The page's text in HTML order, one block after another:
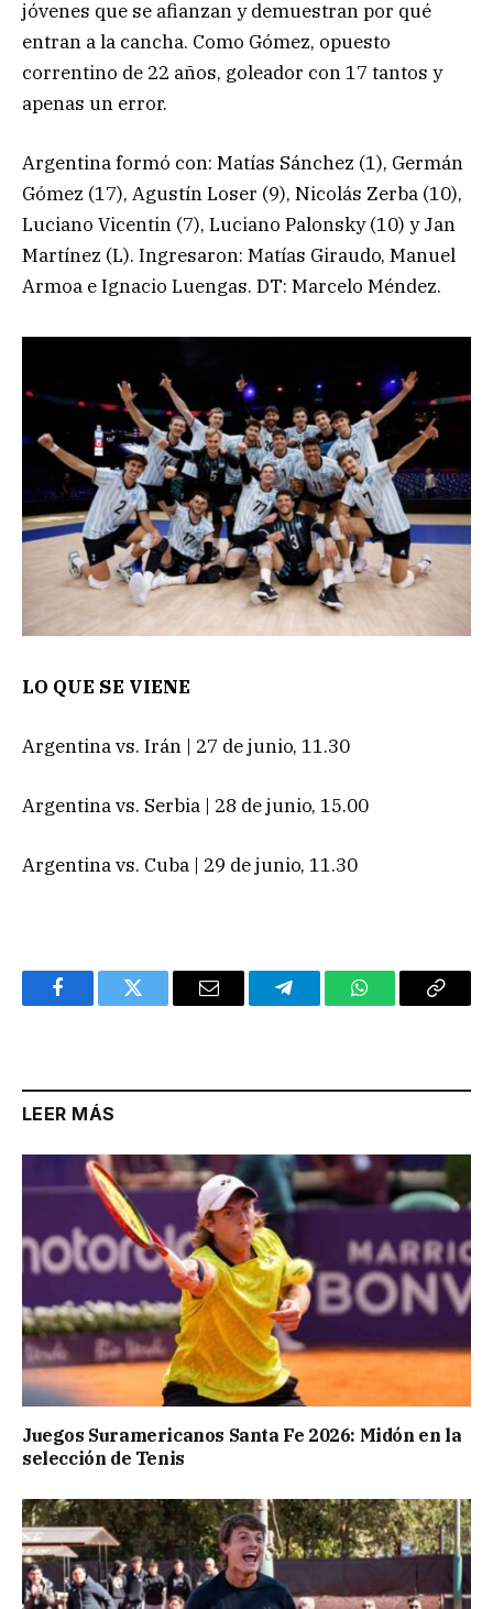
jóvenes que se afianzan y demuestran por qué
entran a la cancha. Como Gómez, opuesto
correntino de 22 años, goleador con 17 tantos y
apenas un error.
Argentina formó con: Matías Sánchez (1), Germán
Gómez (17), Agustín Loser (9), Nicolás Zerba (10),
Luciano Vicentin (7), Luciano Palonsky (10) y Jan
Martínez (L). Ingresaron: Matías Giraudo, Manuel
Armoa e Ignacio Luengas. DT: Marcelo Méndez.
LO QUE SE VIENE
Argentina vs. Irán | 27 de junio, 11.30
Argentina vs. Serbia | 28 de junio, 15.00
Argentina vs. Cuba | 29 de junio, 11.30
FacebookTwitter Email TelegramWhatsAppCopy
LEER MÁS
Juegos Suramericanos Santa Fe 2026: Midón en la
selección de Tenis